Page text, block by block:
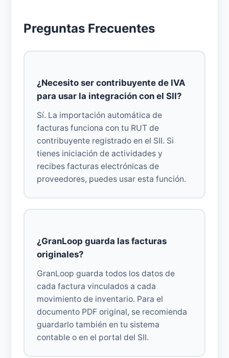
Preguntas Frecuentes
¿Necesito ser contribuyente de IVA
para usar la integración con el SII?
Sí. La importación automática de
facturas funciona con tu RUT de
contribuyente registrado en el SII. Si
tienes iniciación de actividades y
recibes facturas electrónicas de
proveedores, puedes usar esta función.
¿GranLoop guarda las facturas
originales?
GranLoop guarda todos los datos de
cada factura vinculados a cada
movimiento de inventario. Para el
documento PDF original, se recomienda
guardarlo también en tu sistema
contable o en el portal del SII.